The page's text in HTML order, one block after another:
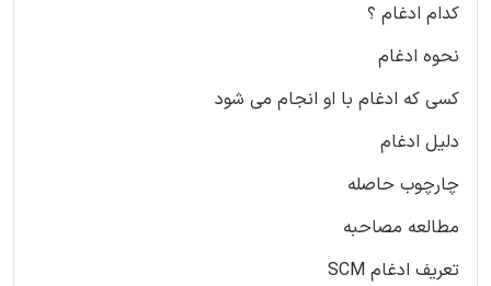
کدام ادغام ؟
نحوه ادغام
کسی که ادغام با او انجام می شود
دلیل ادغام
چارچوب حاصله
مطالعه مصاحبه
تعریف ادغام SCM